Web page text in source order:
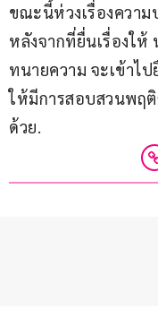
ขณะนี้ห่วงเรื่องควา
หลังจากที่ยื่นเรื่องใ
ทนายความ จะเข้าไ
ให้มีการสอบสวนพฤ
ด้วย.